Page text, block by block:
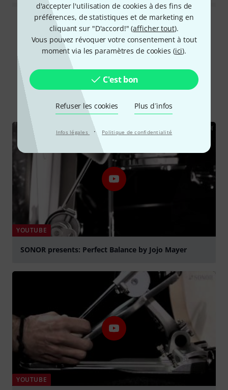
d'accepter l'utilisation de cookies à des fins de
préférences, de statistiques et de marketing en
cliquant sur "D'accord!" (afficher tout).
Vous pouvez révoquer votre consentement à tout
moment via les paramètres de cookies (ici).
C'est bon
Refuser les cookies Plus d´infos
Infos légales · Politique de confidentialité
Lire toutes les évaluations
Le saviez-vous?
Vidéos
YOUTUBE
SONOR presents: Perfect Balance by Jojo Mayer
YOUTUBE